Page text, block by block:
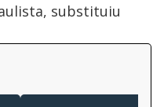
substituiu